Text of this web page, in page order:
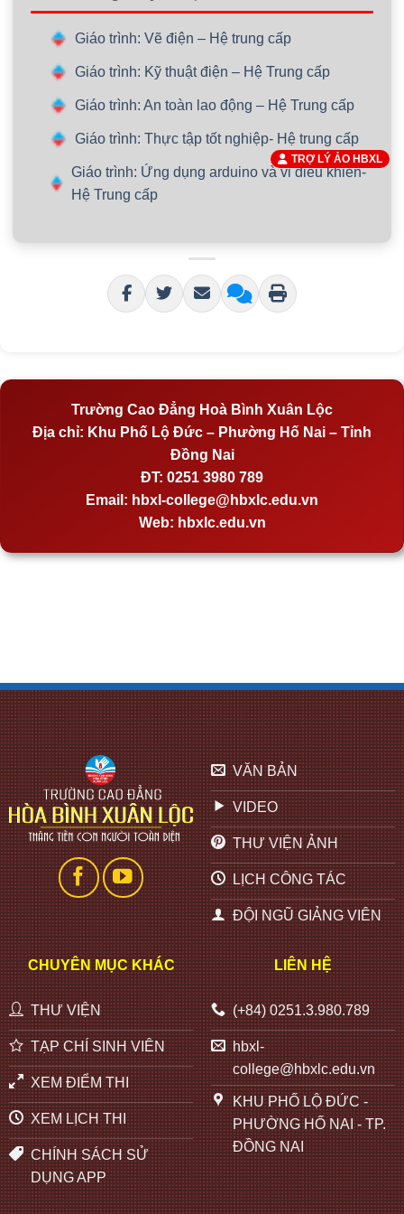
Giáo trình: Vẽ điện – Hệ trung cấp
Giáo trình: Kỹ thuật điện – Hệ Trung cấp
Giáo trình: An toàn lao động – Hệ Trung cấp
Giáo trình: Thực tập tốt nghiệp- Hệ trung cấp
Giáo trình: Ứng dụng arduino và vi điều khiển-
Hệ Trung cấp
Trường Cao Đẳng Hoà Bình Xuân Lộc
Địa chỉ: Khu Phố Lộ Đức – Phường Hố Nai – Tỉnh
Đồng Nai
ĐT: 0251 3980 789
Email: hbxl-college@hbxlc.edu.vn
Web: hbxlc.edu.vn
VĂN BẢN
VIDEO
THƯ VIỆN ẢNH
LỊCH CÔNG TÁC
ĐỘI NGŨ GIẢNG VIÊN
CHUYÊN MỤC KHÁC
THƯ VIỆN
TẠP CHÍ SINH VIÊN
XEM ĐIỂM THI
XEM LỊCH THI
CHÍNH SÁCH SỬ
DỤNG APP
LIÊN HỆ
(+84) 0251.3.980.789
hbxl-
college@hbxlc.edu.vn
KHU PHỐ LỘ ĐỨC -
PHƯỜNG HỐ NAI - TP.
ĐỒNG NAI
TRỢ LÝ ẢO HBXL